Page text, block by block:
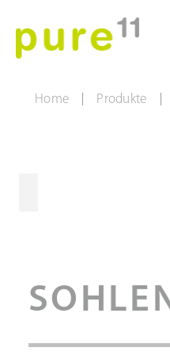
Home Produkte